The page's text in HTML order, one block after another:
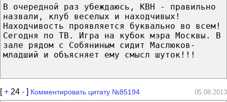
В очередной раз убеждаюсь, КВН - правильно
назвали, клуб веселых и находчивых!
Находчивость проявляется буквально во всем!
Сегодня по ТВ. Игра на кубок мэра Москвы. В
зале рядом с Собяниным сидит Маслюков-
младший и объясняет ему смысл шуток!!!
[+ 24 - ] Комментировать цитату №85194 05.08.2013